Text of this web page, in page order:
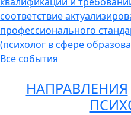
соответствие
профессионального
(психолог в сфере
Все события
НАПРАВЛЕНИЯ